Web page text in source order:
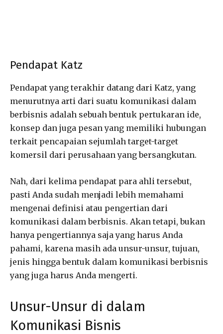
Pendapat Katz
Pendapat yang terakhir datang dari Katz, yang
menurutnya arti dari suatu komunikasi dalam
berbisnis adalah sebuah bentuk pertukaran ide,
konsep dan juga pesan yang memiliki hubungan
terkait pencapaian sejumlah target-target
komersil dari perusahaan yang bersangkutan.
Nah, dari kelima pendapat para ahli tersebut,
pasti Anda sudah menjadi lebih memahami
mengenai definisi atau pengertian dari
komunikasi dalam berbisnis. Akan tetapi, bukan
hanya pengertiannya saja yang harus Anda
pahami, karena masih ada unsur-unsur, tujuan,
jenis hingga bentuk dalam komunikasi berbisnis
yang juga harus Anda mengerti.
Unsur-Unsur di dalam
Komunikasi Bisnis